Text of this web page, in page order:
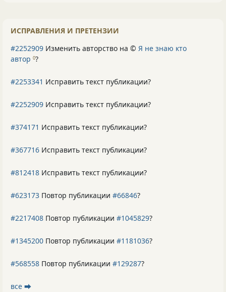
ИСПРАВЛЕНИЯ И ПРЕТЕНЗИИ
#2252909 Изменить авторство на © Я не знаю кто
автор 0?
#2253341 Исправить текст публикации?
#2252909 Исправить текст публикации?
#374171 Исправить текст публикации?
#367716 Исправить текст публикации?
#812418 Исправить текст публикации?
#623173 Повтор публикации #66846?
#2217408 Повтор публикации #1045829?
#1345200 Повтор публикации #1181036?
#568558 Повтор публикации #129287?
все ⮕